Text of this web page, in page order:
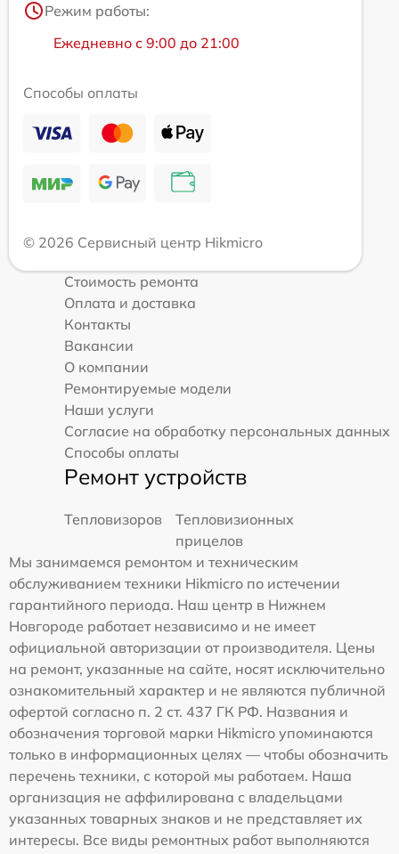
Режим работы:
Ежедневно с 9:00 до 21:00
Способы оплаты
© 2026 Сервисный центр Hikmicro
Стоимость ремонта
Оплата и доставка
Контакты
Вакансии
О компании
Ремонтируемые модели
Наши услуги
Согласие на обработку персональных данных
Способы оплаты
Ремонт устройств
Тепловизоров
Тепловизионных
прицелов
Мы занимаемся ремонтом и техническим
обслуживанием техники Hikmicro по истечении
гарантийного периода. Наш центр в Нижнем
Новгороде работает независимо и не имеет
официальной авторизации от производителя. Цены
на ремонт, указанные на сайте, носят исключительно
ознакомительный характер и не являются публичной
офертой согласно п. 2 ст. 437 ГК РФ. Названия и
обозначения торговой марки Hikmicro упоминаются
только в информационных целях — чтобы обозначить
перечень техники, с которой мы работаем. Наша
организация не аффилирована с владельцами
указанных товарных знаков и не представляет их
интересы. Все виды ремонтных работ выполняются